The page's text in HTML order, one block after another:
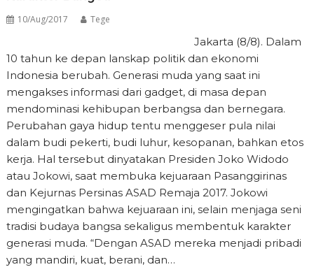
10/Aug/2017 Tege
Jakarta (8/8). Dalam
10 tahun ke depan lanskap politik dan ekonomi
Indonesia berubah. Generasi muda yang saat ini
mengakses informasi dari gadget, di masa depan
mendominasi kehibupan berbangsa dan bernegara.
Perubahan gaya hidup tentu menggeser pula nilai
dalam budi pekerti, budi luhur, kesopanan, bahkan etos
kerja. Hal tersebut dinyatakan Presiden Joko Widodo
atau Jokowi, saat membuka kejuaraan Pasanggirinas
dan Kejurnas Persinas ASAD Remaja 2017. Jokowi
mengingatkan bahwa kejuaraan ini, selain menjaga seni
tradisi budaya bangsa sekaligus membentuk karakter
generasi muda. “Dengan ASAD mereka menjadi pribadi
yang mandiri, kuat, berani, dan…